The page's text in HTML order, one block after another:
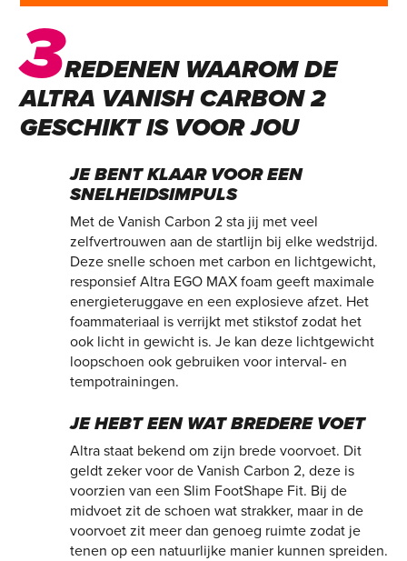
3REDENEN WAAROM DE
ALTRA VANISH CARBON 2
GESCHIKT IS VOOR JOU
JE BENT KLAAR VOOR EEN
SNELHEIDSIMPULS
Met de Vanish Carbon 2 sta jij met veel
zelfvertrouwen aan de startlijn bij elke wedstrijd.
Deze snelle schoen met carbon en lichtgewicht,
responsief Altra EGO MAX foam geeft maximale
energieteruggave en een explosieve afzet. Het
foammateriaal is verrijkt met stikstof zodat het
ook licht in gewicht is. Je kan deze lichtgewicht
loopschoen ook gebruiken voor interval- en
tempotrainingen.
JE HEBT EEN WAT BREDERE VOET
Altra staat bekend om zijn brede voorvoet. Dit
geldt zeker voor de Vanish Carbon 2, deze is
voorzien van een Slim FootShape Fit. Bij de
midvoet zit de schoen wat strakker, maar in de
voorvoet zit meer dan genoeg ruimte zodat je
tenen op een natuurlijke manier kunnen spreiden.